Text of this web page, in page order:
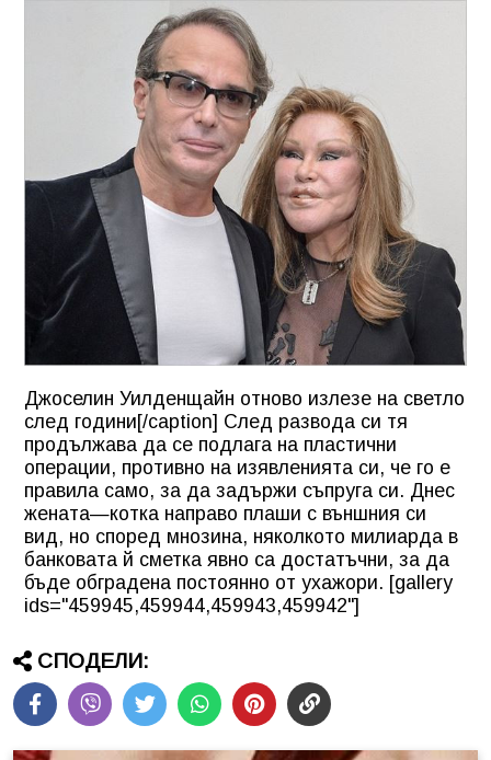
Джоселин Уилденщайн отново излезе на светло
след години[/caption] След развода си тя
продължава да се подлага на пластични
операции, противно на изявленията си, че го е
правила само, за да задържи съпруга си. Днес
жената—котка направо плаши с външния си
вид, но според мнозина, няколкото милиарда в
банковата й сметка явно са достатъчни, за да
бъде обградена постоянно от ухажори. [gallery
ids="459945,459944,459943,459942"]
СПОДЕЛИ: